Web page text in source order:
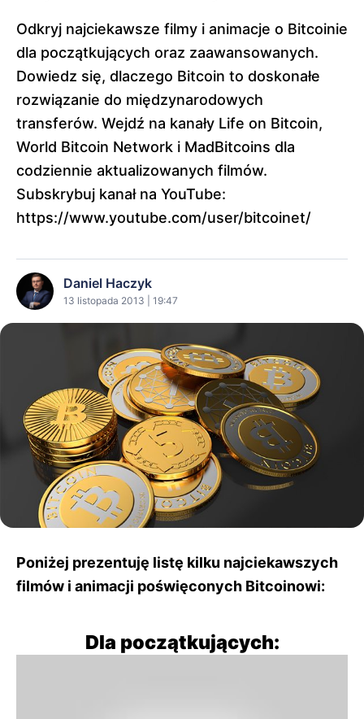
Odkryj najciekawsze filmy i animacje o Bitcoinie
dla początkujących oraz zaawansowanych.
Dowiedz się, dlaczego Bitcoin to doskonałe
rozwiązanie do międzynarodowych
transferów. Wejdź na kanały Life on Bitcoin,
World Bitcoin Network i MadBitcoins dla
codziennie aktualizowanych filmów.
Subskrybuj kanał na YouTube:
https://www.youtube.com/user/bitcoinet/
Daniel Haczyk
13 listopada 2013 | 19:47
Poniżej prezentuję listę kilku najciekawszych
filmów i animacji poświęconych Bitcoinowi:
Dla początkujących: